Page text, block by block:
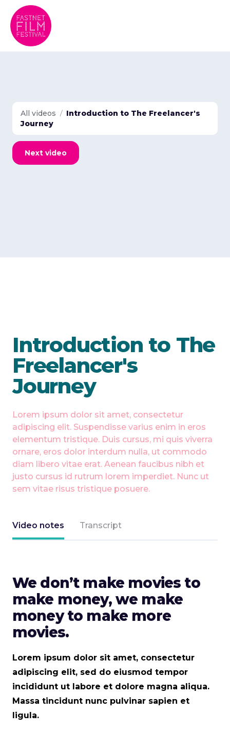
All videos / Introduction to The Freelancer's
Journey
Next video
Introduction to The
Freelancer's
Journey
Lorem ipsum dolor sit amet, consectetur
adipiscing elit. Suspendisse varius enim in eros
elementum tristique. Duis cursus, mi quis viverra
ornare, eros dolor interdum nulla, ut commodo
diam libero vitae erat. Aenean faucibus nibh et
justo cursus id rutrum lorem imperdiet. Nunc ut
sem vitae risus tristique posuere.
Video notes Transcript
We don’t make movies to
make money, we make
money to make more
movies.
Lorem ipsum dolor sit amet, consectetur
adipiscing elit, sed do eiusmod tempor
incididunt ut labore et dolore magna aliqua.
Massa tincidunt nunc pulvinar sapien et
ligula.